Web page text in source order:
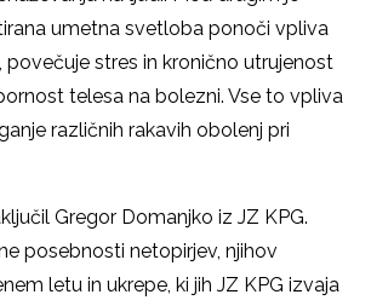
umetna svetloba ponoči vpliva
povečuje stres in kronično utrujenost
telesa na bolezni. Vse to vpliva
različnih rakavih obolenj pri
Gregor Domanjko iz JZ KPG.
posebnosti netopirjev, njihov
letu in ukrepe, ki jih JZ KPG izvaja